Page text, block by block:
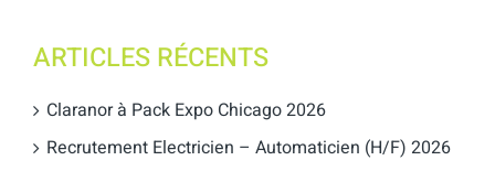
ARTICLES RÉCENTS
Claranor à Pack Expo Chicago 2026
Recrutement Electricien – Automaticien (H/F) 2026